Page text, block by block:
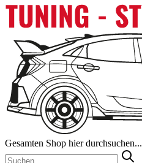
Gesamten Shop hier durchsuchen...